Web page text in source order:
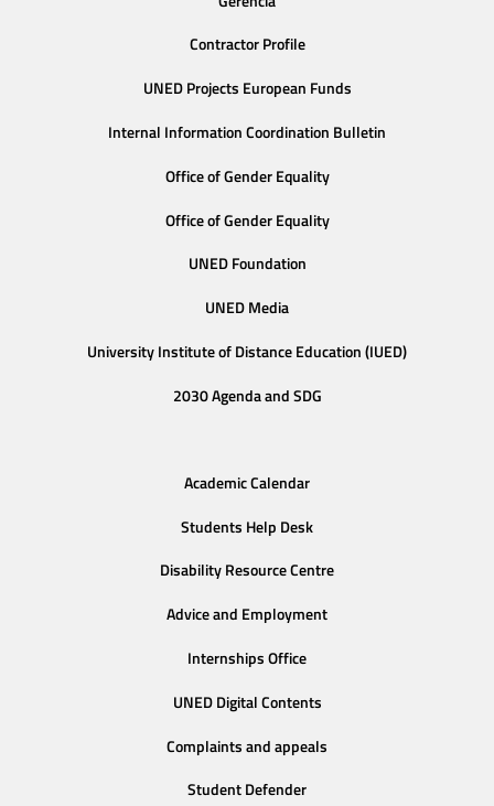
Contractor Profile
UNED Projects European Funds
Internal Information Coordination Bulletin
Office of Gender Equality
Office of Gender Equality
UNED Foundation
UNED Media
University Institute of Distance Education (IUED)
2030 Agenda and SDG
Academic Calendar
Students Help Desk
Disability Resource Centre
Advice and Employment
Internships Office
UNED Digital Contents
Complaints and appeals
Student Defender